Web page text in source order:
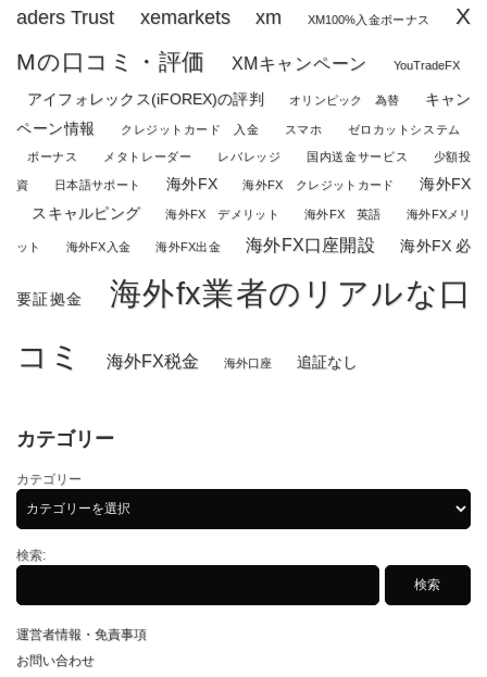
aders Trust
xemarkets xm XM100%入金ボーナス
X
Mの口コミ・評価
XMキャンペーン YouTradeFX
アイフォレックス(iFOREX)の評判 オリンピック 為替
キャン
ペーン情報
クレジットカード 入金 スマホ ゼロカットシステム
ボーナス メタトレーダー レバレッジ 国内送金サービス 少額投
資 日本語サポート 海外FX 海外FX クレジットカード
海外FX
スキャルピング
海外FX デメリット 海外FX 英語 海外FXメリ
ット 海外FX入金 海外FX出金 海外FX口座開設 海外FX 必
要証拠金
海外fx業者のリアルな口
コミ
海外FX税金 海外口座 追証なし
カテゴリー
カテゴリー
検索:
運営者情報・免責事項
お問い合わせ